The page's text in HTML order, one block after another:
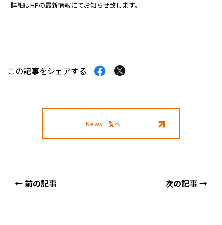
詳細はHPの最新情報にてお知らせ致します。
この記事をシェアする Facebook
ア
る
Twitter
ア
News一覧へ
← 前の記事 次の記事 →